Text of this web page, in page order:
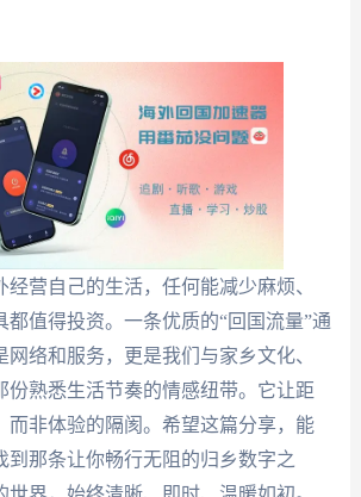
经营自己的生活，任何能减少麻烦、
都值得投资。一条优质的“回国流量”通
络和服务，更是我们与家乡文化、
份熟悉生活节奏的情感纽带。它让距
而非体验的隔阂。希望这篇分享，能
到那条让你畅行无阻的归乡数字之